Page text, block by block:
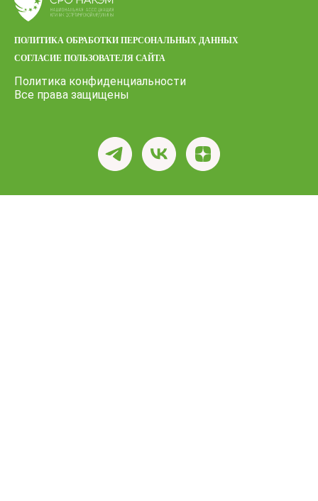
ПОЛИТИКА ОБРАБОТКИ ПЕРСОНАЛЬНЫХ ДАННЫХ
СОГЛАСИЕ ПОЛЬЗОВАТЕЛЯ САЙТА
Политика конфиденциальности
Все права защищены